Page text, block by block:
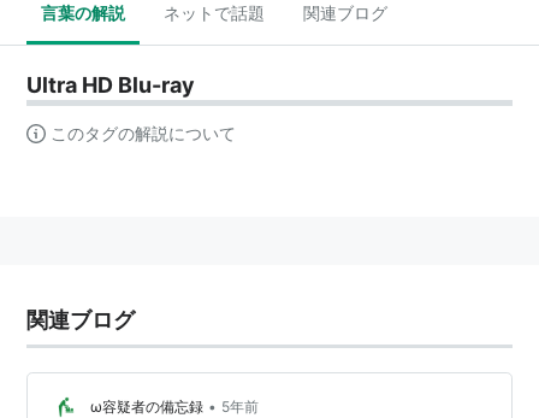
言葉の解説 ネットで話題 関連ブログ
Ultra HD Blu-ray
このタグの解説について
関連ブログ
ω容疑者の備忘録 • 5年前